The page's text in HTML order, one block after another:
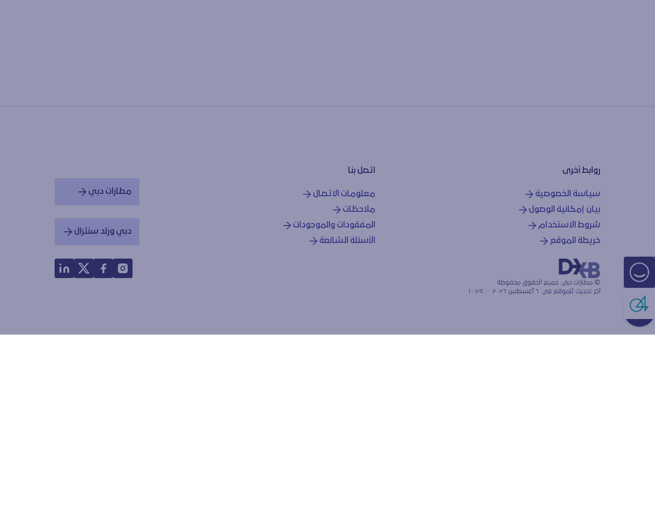
روابط أخرى
سياسة الخصوصية
بيان إمكانية الوصول
شروط الاستخدام
خريطة الموقع
اتصل بنا
معلومات الاتصال
ملاحظات
المفقودات والموجودات
الأسئلة الشائعة
مطارات دبي
Opens in a new window
دبي ورلد سنترال
Opens in a new window
© مطارات دبي، جميع الحقوق محفوظة
آخر تحديث للموقع في: ٦ أغسطس ٢٠٢٦ ١٠:٢٩:٠٠